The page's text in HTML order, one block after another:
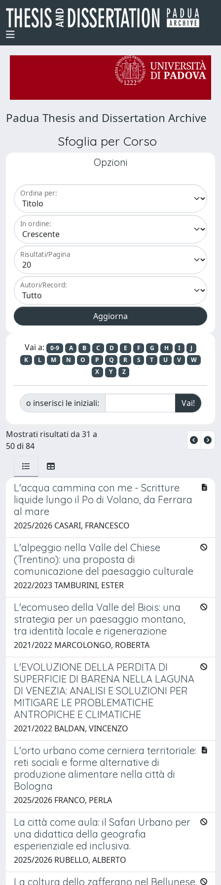
Padua Thesis and Dissertation Archive
Sfoglia per Corso
Opzioni
Ordina per:
In ordine:
Risultati/Pagina
Autori/Record:
Vai a: 0-9 A B C D E F G H I
J
K
L M N O P Q R S T U V
W
X
Y Z
o inserisci le iniziali:
Mostrati risultati da 31 a
50 di 84
L'acqua cammina con me - Scritture
liquide lungo il Po di Volano, da Ferrara
al mare
2025/2026 CASARI, FRANCESCO
L'alpeggio nella Valle del Chiese
(Trentino): una proposta di
comunicazione del paesaggio culturale
2022/2023 TAMBURINI, ESTER
L'ecomuseo della Valle del Biois: una
strategia per un paesaggio montano,
tra identità locale e rigenerazione
2021/2022 MARCOLONGO, ROBERTA
L'EVOLUZIONE DELLA PERDITA DI
SUPERFICIE DI BARENA NELLA LAGUNA
DI VENEZIA: ANALISI E SOLUZIONI PER
MITIGARE LE PROBLEMATICHE
ANTROPICHE E CLIMATICHE
2021/2022 BALDAN, VINCENZO
L'orto urbano come cerniera territoriale:
reti sociali e forme alternative di
produzione alimentare nella città di
Bologna
2025/2026 FRANCO, PERLA
La città come aula: il Safari Urbano per
una didattica della geografia
esperienziale ed inclusiva.
2025/2026 RUBELLO, ALBERTO
La coltura dello zafferano nel Bellunese.